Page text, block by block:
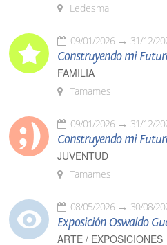
Ledesma
09/01/2026 31/12/
Construyendo mi
FAMILIA
Tamames
09/01/2026 31/12/
Construyendo mi
JUVENTUD
Tamames
08/05/2026 30/08/
Exposición Oswaldo
ARTE / EXPOSICIONES